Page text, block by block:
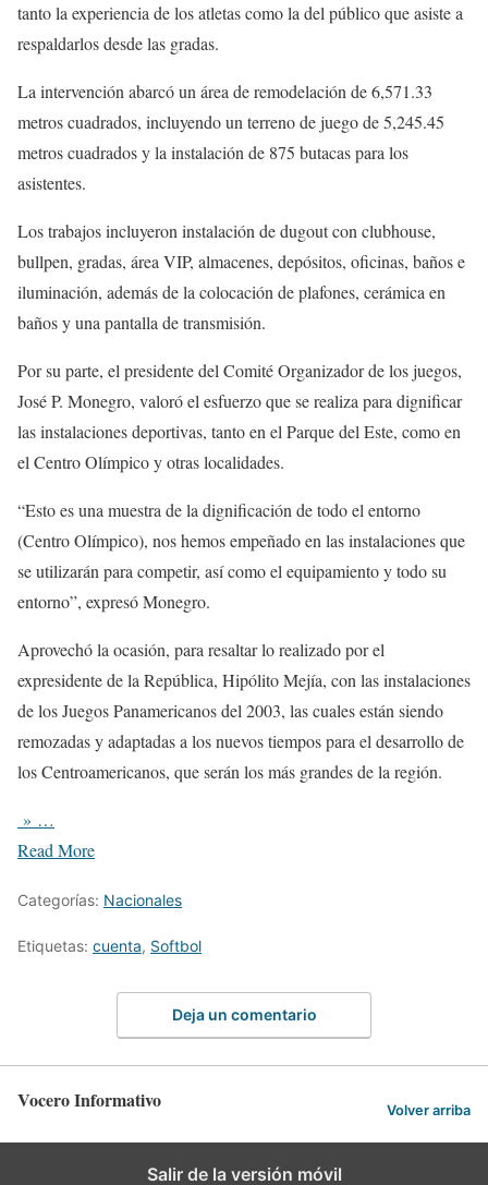
tanto la experiencia de los atletas como la del público que asiste a
respaldarlos desde las gradas.
La intervención abarcó un área de remodelación de 6,571.33
metros cuadrados, incluyendo un terreno de juego de 5,245.45
metros cuadrados y la instalación de 875 butacas para los
asistentes.
Los trabajos incluyeron instalación de dugout con clubhouse,
bullpen, gradas, área VIP, almacenes, depósitos, oficinas, baños e
iluminación, además de la colocación de plafones, cerámica en
baños y una pantalla de transmisión.
Por su parte, el presidente del Comité Organizador de los juegos,
José P. Monegro, valoró el esfuerzo que se realiza para dignificar
las instalaciones deportivas, tanto en el Parque del Este, como en
el Centro Olímpico y otras localidades.
“Esto es una muestra de la dignificación de todo el entorno
(Centro Olímpico), nos hemos empeñado en las instalaciones que
se utilizarán para competir, así como el equipamiento y todo su
entorno”, expresó Monegro.
Aprovechó la ocasión, para resaltar lo realizado por el
expresidente de la República, Hipólito Mejía, con las instalaciones
de los Juegos Panamericanos del 2003, las cuales están siendo
remozadas y adaptadas a los nuevos tiempos para el desarrollo de
los Centroamericanos, que serán los más grandes de la región.
» …
Read More
Categorías: Nacionales
Etiquetas: cuenta, Softbol
Deja un comentario
Vocero Informativo Volver arriba
Salir de la versión móvil